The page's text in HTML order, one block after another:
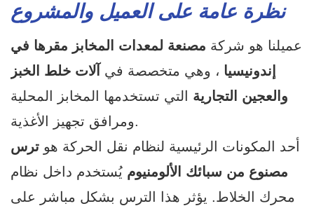
نظرة عامة على العميل والمشروع
عميلنا هو شركة مصنعة لمعدات المخابز مقرها في
إندونيسيا ، وهي متخصصة في آلات خلط الخبز
والعجين التجارية التي تستخدمها المخابز المحلية
ومرافق تجهيز الأغذية.
أحد المكونات الرئيسية لنظام نقل الحركة هو ترس
مصنوع من سبائك الألومنيوم يُستخدم داخل نظام
محرك الخلاط. يؤثر هذا الترس بشكل مباشر على